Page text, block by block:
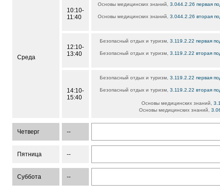
Среда
10:10-
11:40
Основы медицинских знаний, 3.044.2.26 первая
Основы медицинских знаний, 3.044.2.26 вторая
12:10-
13:40
Безопасный отдых и туризм,3.119.2.22 первая
Безопасный отдых и туризм,3.119.2.22 вторая
14:10-
15:40
Безопасный отдых и туризм,3.119.2.22 первая
Безопасный отдых и туризм,3.119.2.22 вторая
Основы медицинских знаний,
Основы медицинских знаний,
Четверг --
Пятница --
Суббота --